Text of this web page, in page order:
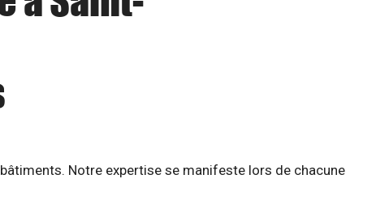
Notre expertise se manifeste lors de chacune